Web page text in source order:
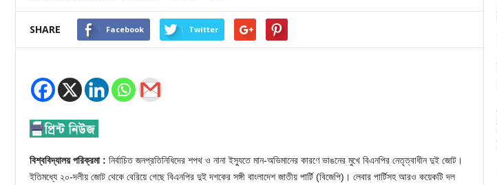
SHARE Facebook Twitter
বিশ্ববিদ্যালয় পরিক্রমা : নির্বাচিত জনপ্রতিনিধিদের শপথ ও নানা ইস্যুতে মান-অভিমানের কারণে ভাঙনের মুখে বিএনপির নেতৃত্বাধীন দুই জোট।
ইতিমধ্যে ২০-দলীয় জোট থেকে বেরিয়ে গেছে বিএনপির দুই দশকের সঙ্গী বাংলাদেশ জাতীয় পার্টি (বিজেপি)। লেবার পার্টিসহ আরও কয়েকটি দল